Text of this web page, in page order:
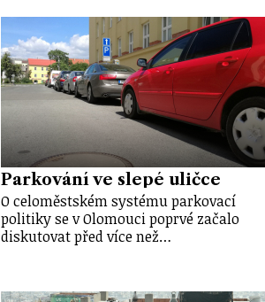
Parkování ve slepé uličce
O celoměstském systému parkovací
politiky se v Olomouci poprvé začalo
diskutovat před více než…